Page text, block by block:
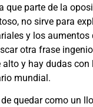
que parte de la
no sirve para
y los aumentos
otra frase
alto y hay dudas
mundial.
quedar como un